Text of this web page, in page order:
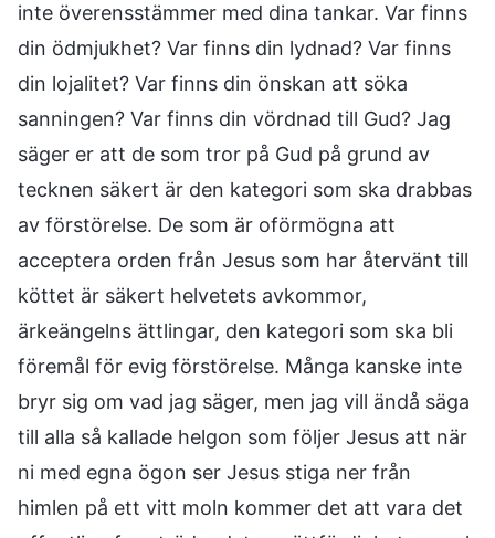
inte överensstämmer med dina tankar. Var finns
din ödmjukhet? Var finns din lydnad? Var finns
din lojalitet? Var finns din önskan att söka
sanningen? Var finns din vördnad till Gud? Jag
säger er att de som tror på Gud på grund av
tecknen säkert är den kategori som ska drabbas
av förstörelse. De som är oförmögna att
acceptera orden från Jesus som har återvänt till
köttet är säkert helvetets avkommor,
ärkeängelns ättlingar, den kategori som ska bli
föremål för evig förstörelse. Många kanske inte
bryr sig om vad jag säger, men jag vill ändå säga
till alla så kallade helgon som följer Jesus att när
ni med egna ögon ser Jesus stiga ner från
himlen på ett vitt moln kommer det att vara det